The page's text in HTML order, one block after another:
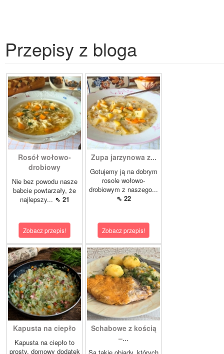
Przepisy z bloga
Rosół wołowo-
drobiowy
Nie bez powodu nasze
babcie powtarzały, że
najlepszy... ⇖ 21
Zobacz przepis!
Zupa jarzynowa z...
Gotujemy ją na dobrym
rosole wołowo-
drobiowym z naszego...
⇖ 22
Zobacz przepis!
Kapusta na ciepło
Kapusta na ciepło to
prosty, domowy dodatek
Schabowe z kością
–...
Są takie obiady, których